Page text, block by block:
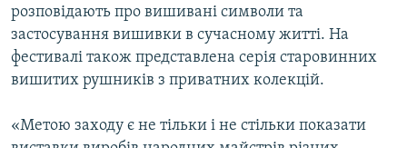
розповідають про вишивані символи та
застосування вишивки в сучасному житті. На
фестивалі також представлена серія старовинних
вишитих рушників з приватних колекцій.
«Метою заходу є не тільки і не стільки показати